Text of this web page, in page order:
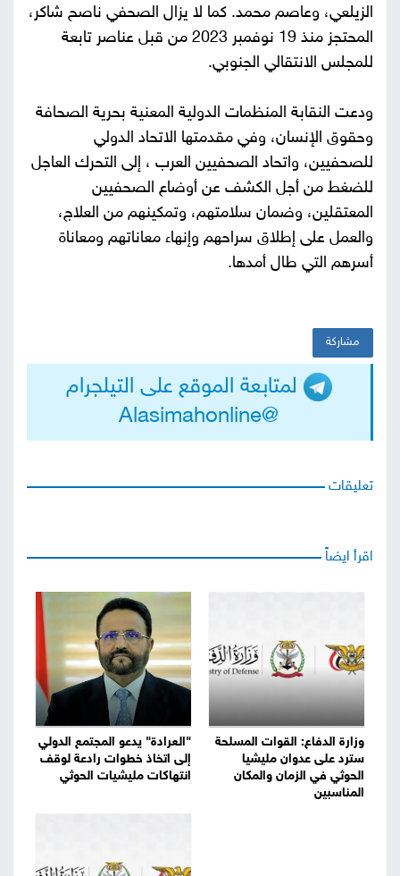
الزيلعي، وعاصم محمد. كما لا يزال الصحفي ناصح شاكر،
المحتجز منذ 19 نوفمبر 2023 من قبل عناصر تابعة
للمجلس الانتقالي الجنوبي.
ودعت النقابة المنظمات الدولية المعنية بحرية الصحافة
وحقوق الإنسان، وفي مقدمتها الاتحاد الدولي
للصحفيين، واتحاد الصحفيين العرب ، إلى التحرك العاجل
للضغط من أجل الكشف عن أوضاع الصحفيين
المعتقلين، وضمان سلامتهم، وتمكينهم من العلاج،
والعمل على إطلاق سراحهم وإنهاء معاناتهم ومعاناة
أسرهم التي طال أمدها.
مشاركة
لمتابعة الموقع على التيلجرام
@Alasimahonline
تعليقات
اقرأ ايضاً
وزارة الدفاع: القوات المسلحة
سترد على عدوان مليشيا
الحوثي في الزمان والمكان
المناسبين
"العرادة" يدعو المجتمع الدولي
إلى اتخاذ خطوات رادعة لوقف
انتهاكات مليشيات الحوثي